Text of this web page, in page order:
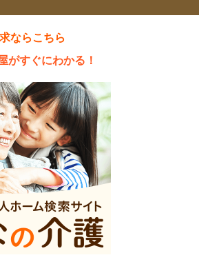
ならこちら
がすぐにわかる！